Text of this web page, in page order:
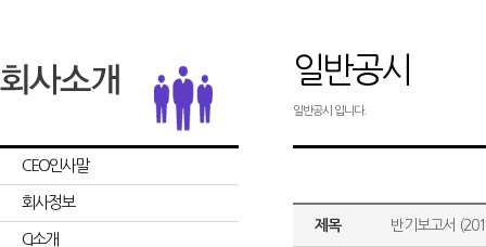
CEO인사말
회사정보
CI소개
일반공시
일반공시 입니다.
제목 반기보고서